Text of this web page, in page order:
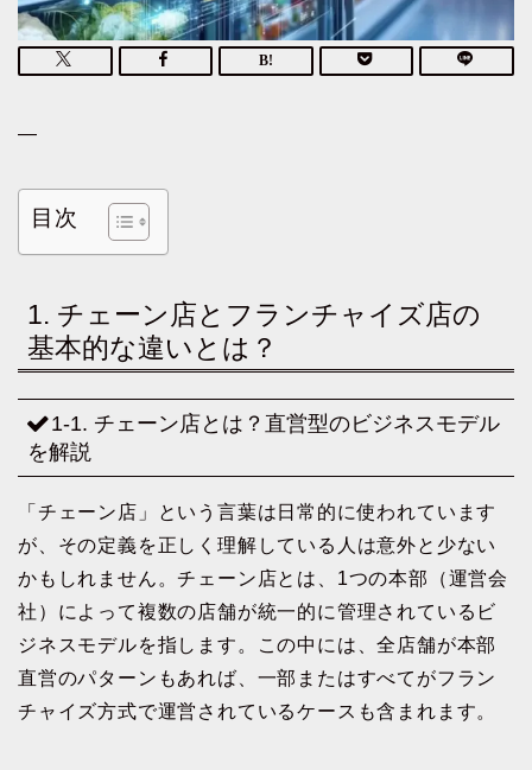
—
目次
1. チェーン店とフランチャイズ店の
基本的な違いとは？
1-1. チェーン店とは？直営型のビジネスモデル
を解説
「チェーン店」という言葉は日常的に使われています
が、その定義を正しく理解している人は意外と少ない
かもしれません。チェーン店とは、1つの本部（運営会
社）によって複数の店舗が統一的に管理されているビ
ジネスモデルを指します。この中には、全店舗が本部
直営のパターンもあれば、一部またはすべてがフラン
チャイズ方式で運営されているケースも含まれます。